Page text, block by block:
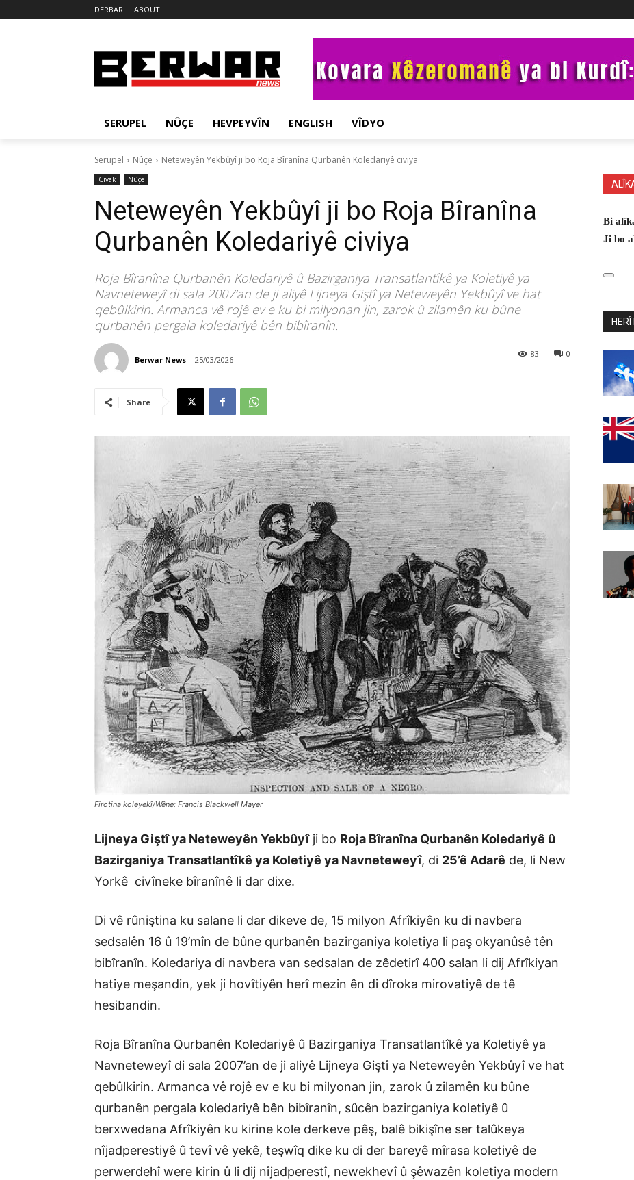
DERBAR ABOUT
SERUPEL NÛÇE HEVPEYVÎN ENGLISH VÎDYO
Serupel Nûçe Neteweyên Yekbûyî ji bo Roja Bîranîna Qurbanên Koledariyê civiya
Civak Nûçe
Neteweyên Yekbûyî ji bo Roja Bîranîna
Qurbanên Koledariyê civiya
Roja Bîranîna Qurbanên Koledariyê û Bazirganiya Transatlantîkê ya Koletiyê ya
Navneteweyî di sala 2007’an de ji aliyê Lijneya Giştî ya Neteweyên Yekbûyî ve hat
qebûlkirin. Armanca vê rojê ev e ku bi milyonan jin, zarok û zilamên ku bûne
qurbanên pergala koledariyê bên bibîranîn.
Berwar News 25/03/2026
0
83
Share
Firotina koleyekî/Wêne: Francis Blackwell Mayer
Lijneya Giştî ya Neteweyên Yekbûyîji bo Roja Bîranîna Qurbanên Koledariyê û
Bazirganiya Transatlantîkê ya Koletiyê ya Navneteweyî, di 25’ê Adarê de, li New
Yorkê civîneke bîranînê li dar dixe.
Di vê rûniştina ku salane li dar dikeve de, 15 milyon Afrîkiyên ku di navbera
sedsalên 16 û 19’mîn de bûne qurbanên bazirganiya koletiya li paş okyanûsê tên
bibîranîn. Koledariya di navbera van sedsalan de zêdetirî 400 salan li dij Afrîkiyan
hatiye meşandin, yek ji hovîtiyên herî mezin ên di dîroka mirovatiyê de tê
hesibandin.
Roja Bîranîna Qurbanên Koledariyê û Bazirganiya Transatlantîkê ya Koletiyê ya
Navneteweyî di sala 2007’an de ji aliyê Lijneya Giştî ya Neteweyên Yekbûyî ve hat
qebûlkirin. Armanca vê rojê ev e ku bi milyonan jin, zarok û zilamên ku bûne
qurbanên pergala koledariyê bên bibîranîn, sûcên bazirganiya koletiyê û
berxwedana Afrîkiyên ku kirine kole derkeve pêş, balê bikişîne ser talûkeya
nîjadperestiyê û tevî vê yekê, teşwîq dike ku di der bareyê mîrasa koletiyê de
perwerdehî were kirin û li dij nîjadperestî, newekhevî û şêwazên koletiya modern
Bi
Ji bo